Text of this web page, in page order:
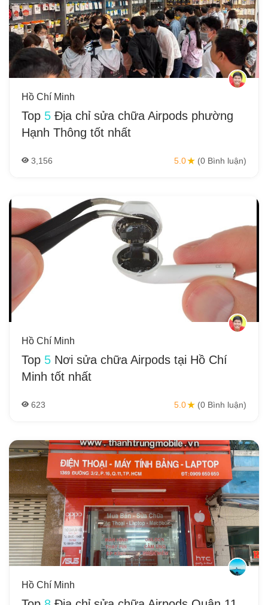
Hồ Chí Minh
Top 5 Địa chỉ sửa chữa Airpods phường
Hạnh Thông tốt nhất
3,156 5.0 (0 Bình luận)
Hồ Chí Minh
Top 5 Nơi sửa chữa Airpods tại Hồ Chí
Minh tốt nhất
623 5.0 (0 Bình luận)
Hồ Chí Minh